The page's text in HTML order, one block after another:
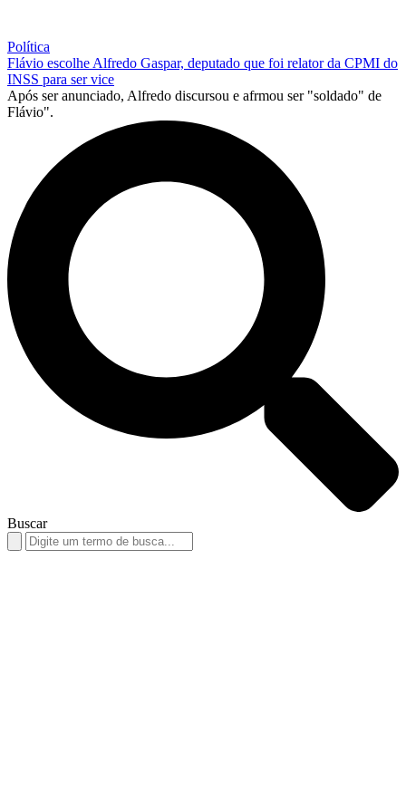
Política
Flávio escolhe Alfredo Gaspar, deputado que foi relator da CPMI do
INSS para ser vice
Após ser anunciado, Alfredo discursou e afrmou ser "soldado" de
Flávio".
Buscar
Search
for: